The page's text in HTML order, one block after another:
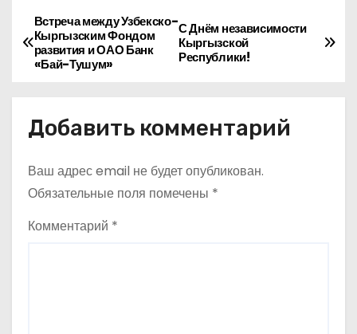
Н
а
и
г
а
ц
С Днём независимости
Кыргызской
Республики!
Встреча между Узбекско-
Кыргызским Фондом
развития и ОАО Банк
«Бай-Тушум»
Добавить комментарий
Ваш адрес email не будет опубликован.
Обязательные поля помечены *
Комментарий *